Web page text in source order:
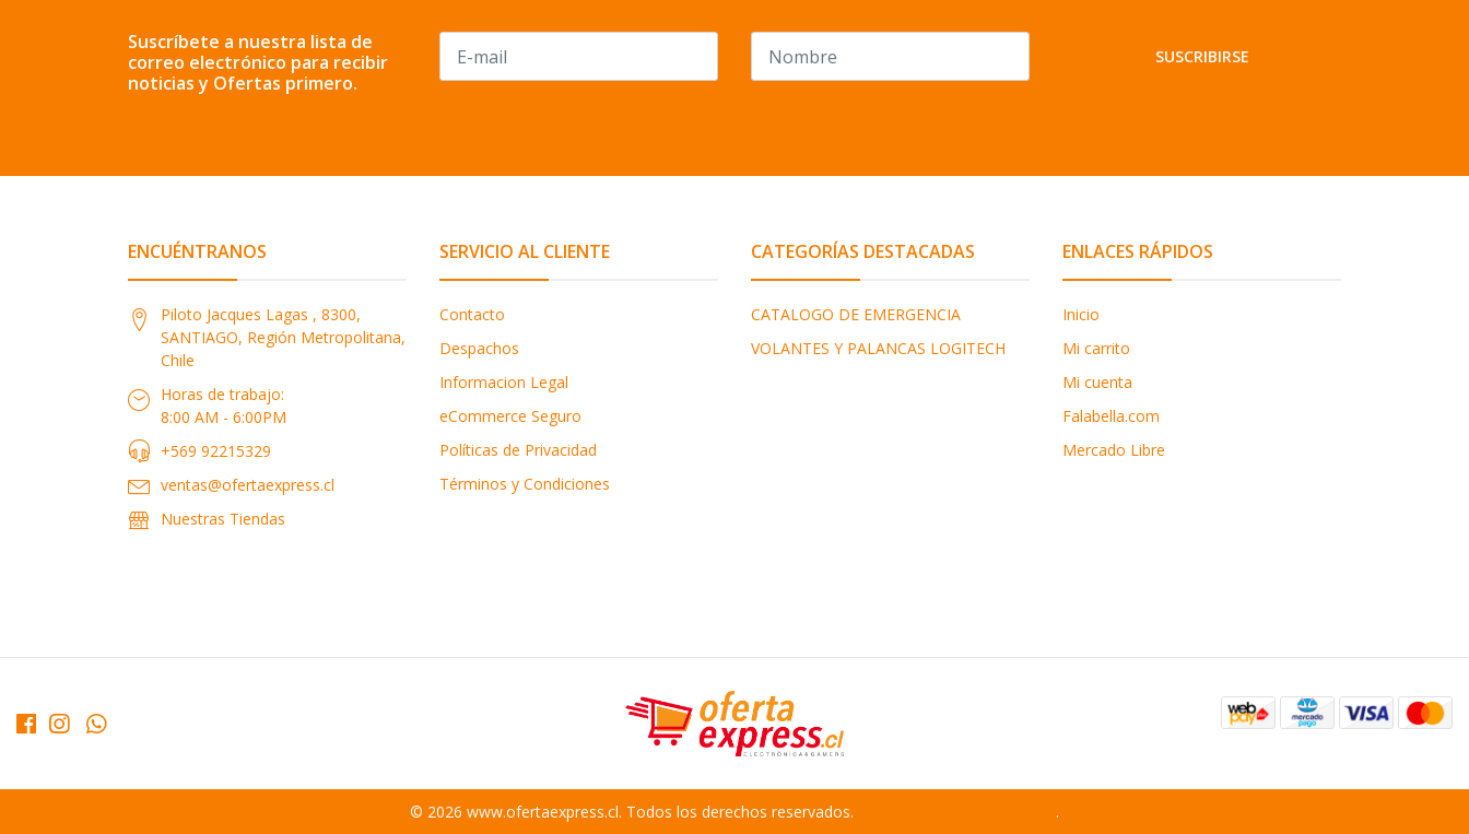
Suscríbete a nuestra lista de
correo electrónico para recibir
noticias y Ofertas primero.
SUSCRIBIRSE
ENCUÉNTRANOS
Piloto Jacques Lagas , 8300,
SANTIAGO, Región Metropolitana,
Chile
Horas de trabajo:
8:00 AM - 6:00PM
+569 92215329
ventas@ofertaexpress.cl
Nuestras Tiendas
SERVICIO AL CLIENTE
Contacto
Despachos
Informacion Legal
eCommerce Seguro
Políticas de Privacidad
Términos y Condiciones
CATEGORÍAS DESTACADAS
CATALOGO DE EMERGENCIA
VOLANTES Y PALANCAS LOGITECH
ENLACES RÁPIDOS
Inicio
Mi carrito
Mi cuenta
Falabella.com
Mercado Libre
© 2026 www.ofertaexpress.cl. Todos los derechos reservados. .